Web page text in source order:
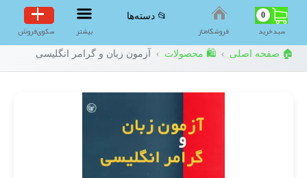
0
سبد‌خرید فروشگاه‌ناز
📂 دسته‌ها
بیشتر سکوی‌فروش
🏠 صفحه اصلی › 🛍️ محصولات › آزمون زبان و گرامر انگلیسی